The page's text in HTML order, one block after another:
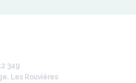
349
Les Rouvières